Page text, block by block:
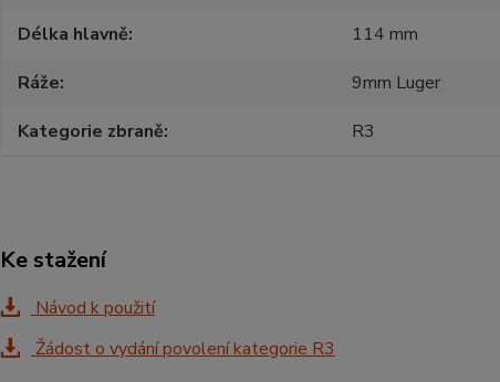
Délka hlavně
114 mm
Ráže
9mm Luger
Kategorie zbraně
R3
Ke stažení
Návod k použití
Žádost o vydání povolení kategorie R3